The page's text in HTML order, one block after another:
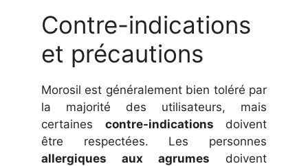
Contre-indications
et précautions
Morosil est généralement bien toléré par
la majorité des utilisateurs, mais
certaines contre-indications doivent
être respectées. Les personnes
allergiques aux agrumes doivent